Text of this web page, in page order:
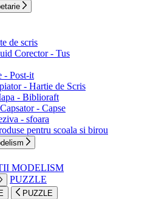
de scris
Corector - Tus
- Post-it
- Hartie de Scris
- Biblioraft
- Capse
- sfoara
pentru scoala si birou
MODELISM
PUZZLE
PUZZLE